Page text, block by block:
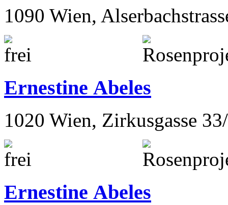
1090 Wien,
Ernestine Abeles
1020 Wien, Zirkusgasse
Ernestine Abeles